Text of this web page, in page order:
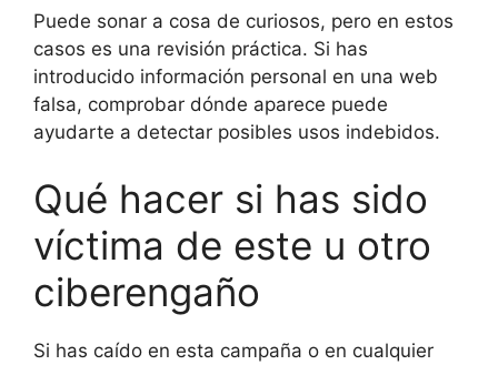
Puede sonar a cosa de curiosos, pero en estos
casos es una revisión práctica. Si has
introducido información personal en una web
falsa, comprobar dónde aparece puede
ayudarte a detectar posibles usos indebidos.
Qué hacer si has sido
víctima de este u otro
ciberengaño
Si has caído en esta campaña o en cualquier